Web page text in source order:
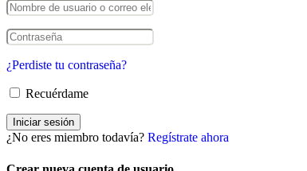
¿Perdiste tu contraseña?
Recuérdame
¿No eres miembro todavía? Regístrate ahora